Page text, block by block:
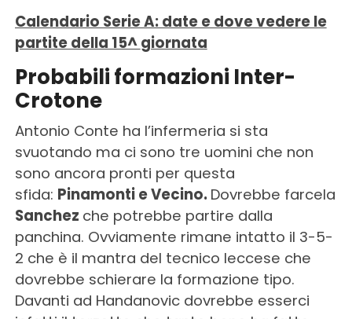
Calendario Serie A: date e dove vedere le
partite della 15^ giornata
Probabili formazioni Inter-
Crotone
Antonio Conte ha l’infermeria si sta
svuotando ma ci sono tre uomini che non
sono ancora pronti per questa
sfida: Pinamonti e Vecino. Dovrebbe farcela
Sanchez che potrebbe partire dalla
panchina. Ovviamente rimane intatto il 3-5-
2 che è il mantra del tecnico leccese che
dovrebbe schierare la formazione tipo.
Davanti ad Handanovic dovrebbe esserci